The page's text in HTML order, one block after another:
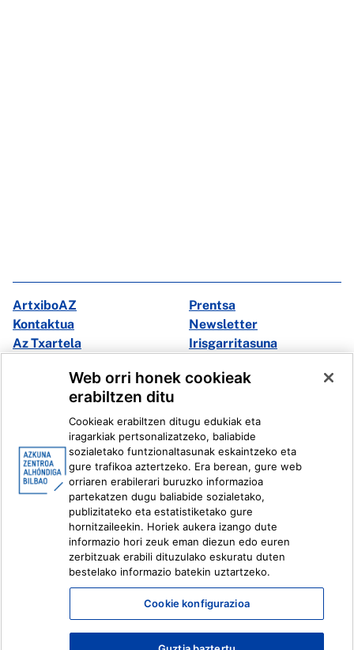
ArtxiboAZ
Prentsa
Kontaktua
Newsletter
Az Txartela
Irisgarritasuna
Instagram
Youtube
Linkedin
Ivoox
Lege informazioa Barneko Informazio Sistema
Web orri honek cookieak
erabiltzen ditu
Cookieak erabiltzen ditugu edukiak eta
iragarkiak pertsonalizatzeko, baliabide
sozialetako funtzionaltasunak eskaintzeko eta
gure trafikoa aztertzeko. Era berean, gure web
orriaren erabilerari buruzko informazioa
partekatzen dugu baliabide sozialetako,
publizitateko eta estatistiketako gure
hornitzaileekin. Horiek aukera izango dute
informazio hori zeuk eman diezun edo euren
zerbitzuak erabili dituzulako eskuratu duten
bestelako informazio batekin uztartzeko.
Cookie konfigurazioa